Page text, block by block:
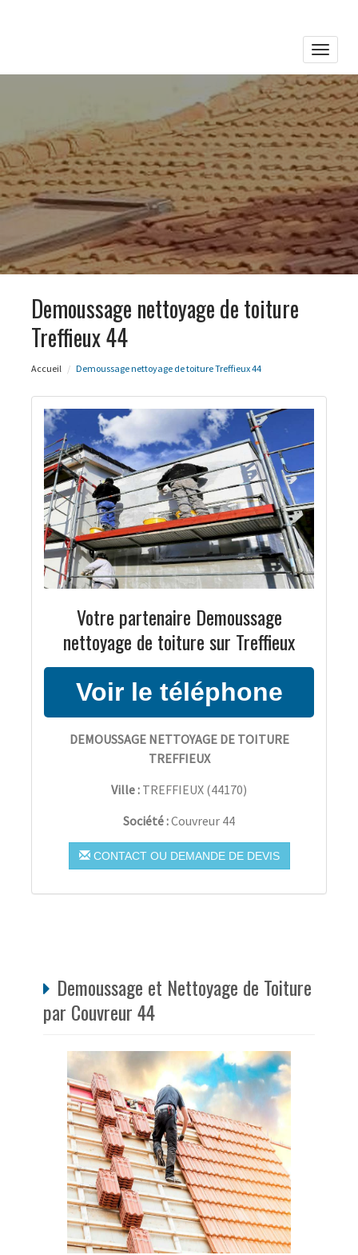
Toggle
Demoussage nettoyage de toiture
Treffieux 44
Accueil Demoussage nettoyage de toiture Treffieux 44
Votre partenaire Demoussage
nettoyage de toiture sur Treffieux
DEMOUSSAGE NETTOYAGE DE TOITURE
TREFFIEUX
Ville : TREFFIEUX (44170)
Société :Couvreur 44
CONTACT OU DEMANDE DE DEVIS
Demoussage et Nettoyage de Toiture
par Couvreur 44